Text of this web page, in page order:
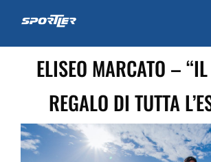
content
ELISEO MARCATO –
REGALO DI TUTTA